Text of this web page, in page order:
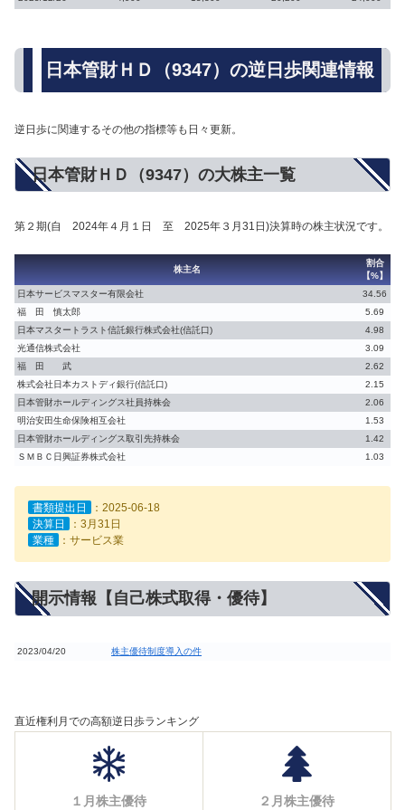
日本管財ＨＤ（9347）の逆日歩関連情報
逆日歩に関連するその他の指標等も日々更新。
日本管財ＨＤ（9347）の大株主一覧
第２期(自 2024年４月１日 至 2025年３月31日)決算時の株主状況です。
株主名
割合
【%】
日本サービスマスター有限会社
34.56
福 田 慎太郎
5.69
日本マスタートラスト信託銀行株式会社(信託口)
4.98
光通信株式会社
3.09
福 田 武
2.62
株式会社日本カストディ銀行(信託口)
2.15
日本管財ホールディングス社員持株会
2.06
明治安田生命保険相互会社
1.53
日本管財ホールディングス取引先持株会
1.42
ＳＭＢＣ日興証券株式会社
1.03
書類提出日
：2025-06-18
決算日
：3月31日
業種
：サービス業
開示情報【自己株式取得・優待】
2023/04/20 株主優待制度導入の件
直近権利月での高額逆日歩ランキング
１月株主優待 ２月株主優待